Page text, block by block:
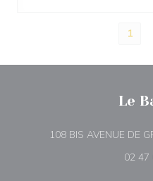
1
Le
108 BIS AVENUE DE
02 47